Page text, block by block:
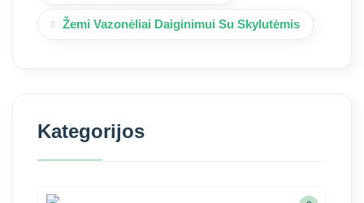
Žemi Vazonėliai Daiginimui Su Skylutėmis
Kategorijos